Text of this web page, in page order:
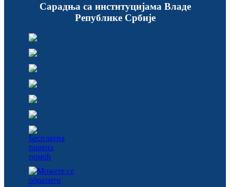
Сарадња са институцијама Владе
Републике Србије